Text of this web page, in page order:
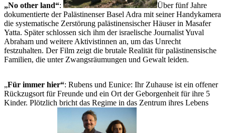
„No other land“:
Über fünf Jahre
dokumentierte der Palästinenser Basel Adra mit seiner Handykamera
die systematische Zerstörung palästinensischer Häuser in Masafer
Yatta. Später schlossen sich ihm der israelische Journalist Yuval
Abraham und weitere Aktivistinnen an, um das Unrecht
festzuhalten. Der Film zeigt die brutale Realität für palästinensische
Familien, die unter Zwangsräumungen und Gewalt leiden.
„Für immer hier“: Rubens und Eunice: Ihr Zuhause ist ein offener
Rückzugsort für Freunde und ein Ort der Geborgenheit für ihre 5
Kinder. Plötzlich bricht das Regime in das Zentrum ihres Lebens